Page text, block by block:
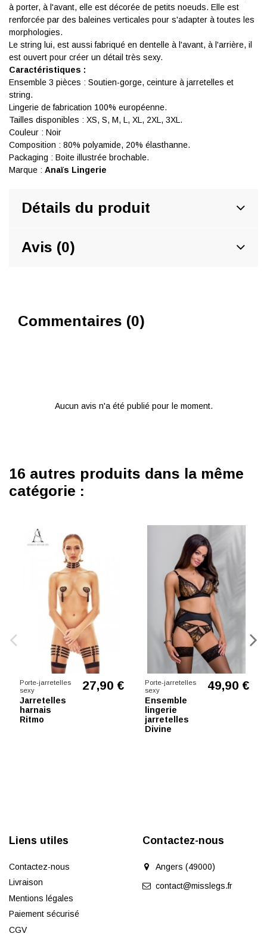
à porter, à l'avant, elle est décorée de petits noeuds. Elle est
renforcée par des baleines verticales pour s'adapter à toutes les
morphologies.
Le string lui, est aussi fabriqué en dentelle à l'avant, à l'arrière, il
est ouvert pour créer un détail très sexy.
Caractéristiques :
Ensemble 3 pièces : Soutien-gorge, ceinture à jarretelles et
string.
Lingerie de fabrication 100% européenne.
Tailles disponibles : XS, S, M, L, XL, 2XL, 3XL.
Couleur : Noir
Composition : 80% polyamide, 20% élasthanne.
Packaging : Boite illustrée brochable.
Marque : Anaïs Lingerie
Détails du produit
Avis (0)
Commentaires (0)
Aucun avis n'a été publié pour le moment.
16 autres produits dans la même
catégorie :
Porte-jarretelles
sexy
Jarretelles
harnais
Ritmo
27,90 €
Porte-jarretelles
sexy
Ensemble
lingerie
jarretelles
Divine
49,90 €
Liens utiles
Contactez-nous
Livraison
Mentions légales
Paiement sécurisé
CGV
Contactez-nous
Angers (49000)
contact@misslegs.fr